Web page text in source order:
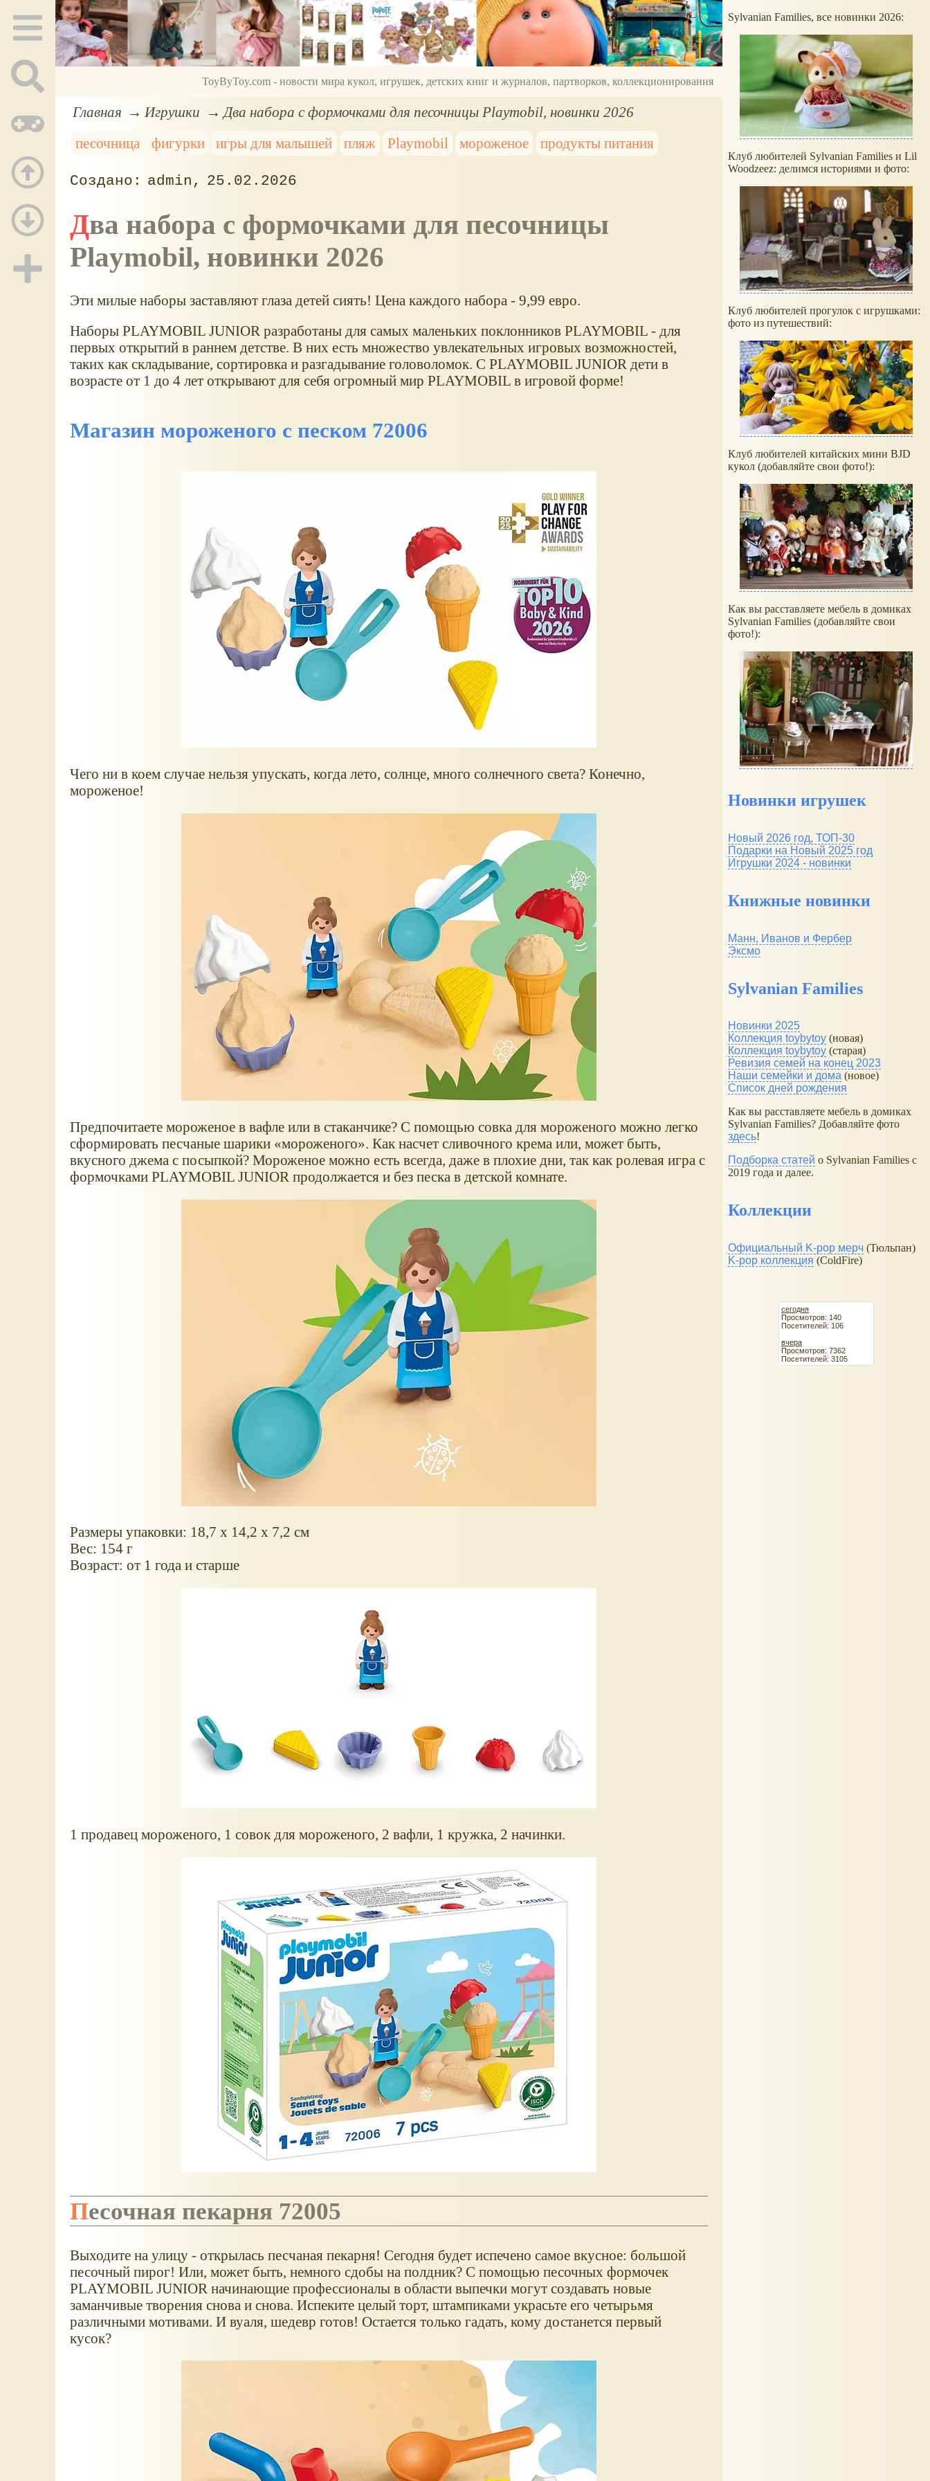
ToyByToy.com - новости мира кукол, игрушек, детских книг и журналов, партворков, коллекционирования
Главная Игрушки
Два набора с формочками для песочницы Playmobil, новинки 2026
песочница
фигурки игры для малышей пляж Playmobil мороженое продукты питания
admin 25.02.2026
Два набора с формочками для песочницы
Playmobil, новинки 2026
Эти милые наборы заставляют глаза детей сиять! Цена каждого набора - 9,99 евро.
Наборы PLAYMOBIL JUNIOR разработаны для самых маленьких поклонников PLAYMOBIL - для
первых открытий в раннем детстве. В них есть множество увлекательных игровых возможностей,
таких как складывание, сортировка и разгадывание головоломок. С PLAYMOBIL JUNIOR дети в
возрасте от 1 до 4 лет открывают для себя огромный мир PLAYMOBIL в игровой форме!
Магазин мороженого с песком 72006
Чего ни в коем случае нельзя упускать, когда лето, солнце, много солнечного света? Конечно,
мороженое!
Предпочитаете мороженое в вафле или в стаканчике? С помощью совка для мороженого можно легко
сформировать песчаные шарики
мороженого . Как насчет сливочного крема или, может быть,
вкусного джема с посыпкой? Мороженое можно есть всегда, даже в плохие дни, так как ролевая игра с
формочками PLAYMOBIL JUNIOR продолжается и без песка в детской комнате.
Размеры упаковки: 18,7 х 14,2 х 7,2 см
Вес: 154 г
Возраст: от 1 года и старше
1 продавец мороженого, 1 совок для мороженого, 2 вафли, 1 кружка, 2 начинки.
Песочная пекарня 72005
Выходите на улицу - открылась песчаная пекарня! Сегодня будет испечено самое вкусное: большой
песочный пирог! Или, может быть, немного сдобы на полдник? С помощью песочных формочек
PLAYMOBIL JUNIOR начинающие профессионалы в области выпечки могут создавать новые
заманчивые творения снова и снова. Испеките целый торт, штампиками украсьте его четырьмя
различными мотивами. И вуаля, шедевр готов! Остается только гадать, кому достанется первый
кусок?
Sylvanian Families, все новинки 2026:
Клуб любителей Sylvanian Families и Lil
Woodzeez: делимся историями и фото:
Клуб любителей прогулок с игрушками:
фото из путешествий:
Клуб любителей китайских мини BJD
кукол (добавляйте свои фото!):
Как вы расставляете мебель в домиках
Sylvanian Families (добавляйте свои
фото!):
Новинки игрушек
Новый 2026 год, ТОП-30
Подарки на Новый 2025 год
Игрушки 2024 - новинки
Книжные новинки
Манн, Иванов и Фербер
Эксмо
Sylvanian Families
Новинки 2025
Коллекция toybytoy (новая)
Коллекция toybytoy (старая)
Ревизия семей на конец 2023
Наши семейки и дома (новое)
Список дней рождения
Как вы расставляете мебель в домиках
Sylvanian Families? Добавляйте фото
здесь!
Подборка статей о Sylvanian Families с
2019 года и далее.
Коллекции
Официальный K-pop мерч (Тюльпан)
K-pop коллекция (ColdFire)
сегодня
Просмотров: 140
Посетителей: 106
вчера
Просмотров: 7362
Посетителей: 3105